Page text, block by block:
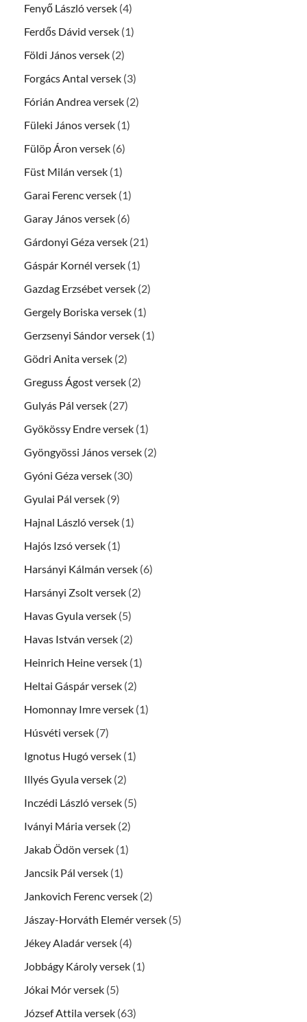
Fenyő László versek (4)
Ferdős Dávid versek (1)
Földi János versek (2)
Forgács Antal versek (3)
Fórián Andrea versek (2)
Füleki János versek (1)
Fülöp Áron versek (6)
Füst Milán versek (1)
Garai Ferenc versek (1)
Garay János versek (6)
Gárdonyi Géza versek (21)
Gáspár Kornél versek (1)
Gazdag Erzsébet versek (2)
Gergely Boriska versek (1)
Gerzsenyi Sándor versek (1)
Gödri Anita versek (2)
Greguss Ágost versek (2)
Gulyás Pál versek (27)
Gyökössy Endre versek (1)
Gyöngyössi János versek (2)
Gyóni Géza versek (30)
Gyulai Pál versek (9)
Hajnal László versek (1)
Hajós Izsó versek (1)
Harsányi Kálmán versek (6)
Harsányi Zsolt versek (2)
Havas Gyula versek (5)
Havas István versek (2)
Heinrich Heine versek (1)
Heltai Gáspár versek (2)
Homonnay Imre versek (1)
Húsvéti versek (7)
Ignotus Hugó versek (1)
Illyés Gyula versek (2)
Inczédi László versek (5)
Iványi Mária versek (2)
Jakab Ödön versek (1)
Jancsik Pál versek (1)
Jankovich Ferenc versek (2)
Jászay-Horváth Elemér versek (5)
Jékey Aladár versek (4)
Jobbágy Károly versek (1)
Jókai Mór versek (5)
József Attila versek (63)